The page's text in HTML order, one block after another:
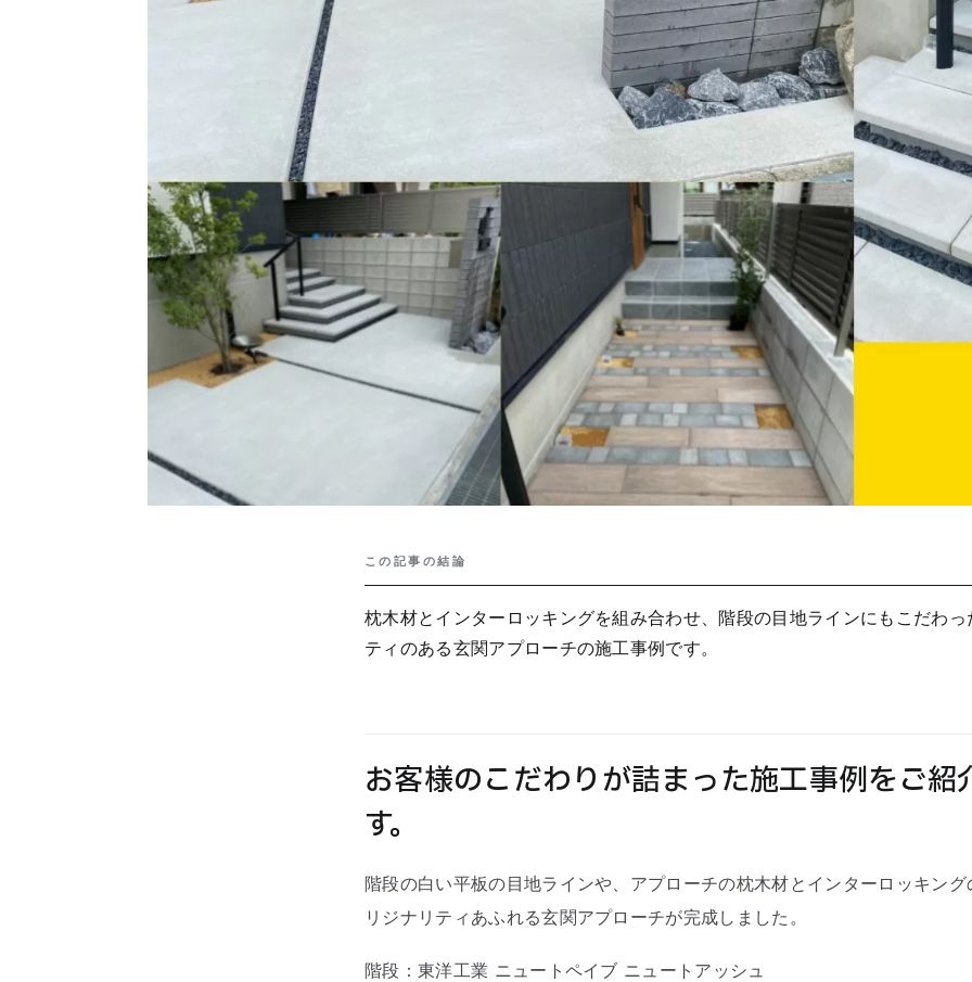
この記事の結論
枕木材とインターロッキングを組み合わせ、階段の目地ラインにもこだわっ
ティのある玄関アプローチの施工事例です。
お客様のこだわりが詰まった施工事例をご紹
す。
階段の白い平板の目地ラインや、アプローチの枕木材とインターロッキング
リジナリティあふれる玄関アプローチが完成しました。
階段：東洋工業 ニュートペイブ ニュートアッシュ